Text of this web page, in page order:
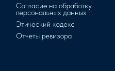
Согласие на обработку
персональных данных
Этический кодекс
Отчеты ревизора